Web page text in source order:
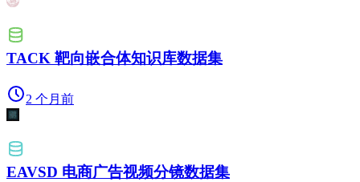
TACK 靶向嵌合体知识库数据集
2 个月前
EAVSD 电商广告视频分镜数据集